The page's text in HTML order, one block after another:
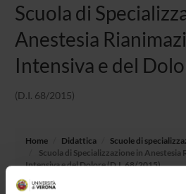
Scuola di
Anestesia
Intensiva e del
(D.I. 68/2015)
Home Didattica
Scuole di
Scuola di Specializzazione in Anestesia
Intensiva e del Dolore (D.I. 68/2015)